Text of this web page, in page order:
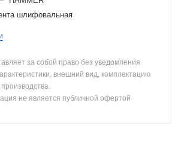
шлифовальная
за собой право без уведомления
внешний вид, комплектацию
не является публичной офертой